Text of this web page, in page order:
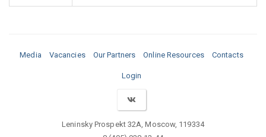
Media Vacancies Our Partners Online Resources Contacts
Login
Leninsky Prospekt 32A, Moscow, 119334